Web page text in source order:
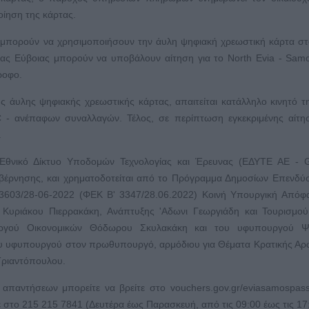
της κάρτας.
μπορούν να χρησιμοποιήσουν την άυλη ψηφιακή χρεωστική κάρτα
Εύβοιας μπορούν να υποβάλουν αίτηση για το North Evia -
άυλης ψηφιακής χρεωστικής κάρτας, απαιτείται κατάλληλο κινητό
ανέπαφων συναλλαγών. Τέλος, σε περίπτωση εγκεκριμένης
Δίκτυο Υποδομών Τεχνολογίας και Έρευνας (ΕΔΥΤΕ ΑΕ -
και χρηματοδοτείται από το Πρόγραμμα Δημοσίων
3603/28-06-2022 (ΦΕΚ Β' 3347/28.06.2022) Κοινή Υπουργική
Πιερρακάκη, Ανάπτυξης 'Αδωνι Γεωργιάδη και
Οικονομικών Θόδωρου Σκυλακάκη και του υφυπουργού
υφυπουργού στον πρωθυπουργό, αρμόδιου για Θέματα Κρατικής
μπορείτε να βρείτε στο vouchers.gov.gr/eviasamospass
στο 215 215 7841 (Δευτέρα έως Παρασκευή, από τις 09:00 έως τις